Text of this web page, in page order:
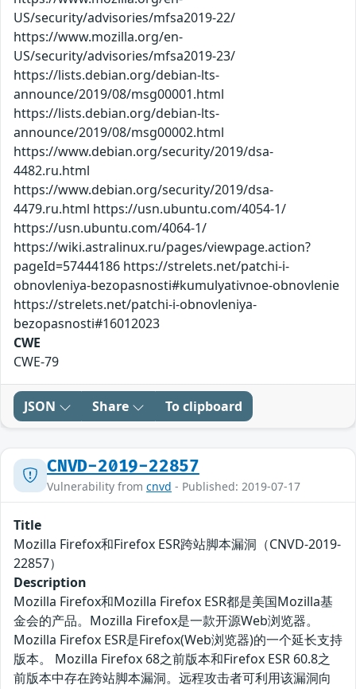
US/security/advisories/mfsa2019-22/
https://www.mozilla.org/en-
US/security/advisories/mfsa2019-23/
https://lists.debian.org/debian-lts-
announce/2019/08/msg00001.html
https://lists.debian.org/debian-lts-
announce/2019/08/msg00002.html
https://www.debian.org/security/2019/dsa-
4482.ru.html
https://www.debian.org/security/2019/dsa-
4479.ru.html https://usn.ubuntu.com/4054-1/
https://usn.ubuntu.com/4064-1/
https://wiki.astralinux.ru/pages/viewpage.action?
pageId=57444186 https://strelets.net/patchi-i-
obnovleniya-bezopasnosti#kumulyativnoe-obnovlenie
https://strelets.net/patchi-i-obnovleniya-
bezopasnosti#16012023
CWE
CWE-79
JSON Share To clipboard
CNVD-2019-22857
Vulnerability from cnvd - Published: 2019-07-17
Title
Mozilla Firefox和Firefox ESR跨站脚本漏洞（CNVD-2019-
22857）
Description
Mozilla Firefox和Mozilla Firefox ESR都是美国Mozilla基
金会的产品。Mozilla Firefox是一款开源Web浏览器。
Mozilla Firefox ESR是Firefox(Web浏览器)的一个延长支持
版本。 Mozilla Firefox 68之前版本和Firefox ESR 60.8之
前版本中存在跨站脚本漏洞。远程攻击者可利用该漏洞向